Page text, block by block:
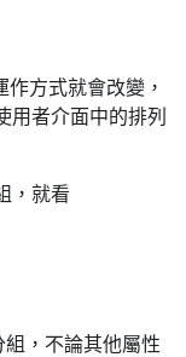
方式就會改變，
用者介面中的排列
，就看
，不論其他屬性